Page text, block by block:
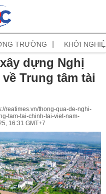
TRƯỜNG KHỞI
dựng Nghị
Trung tâm tài
reatimes.vn/thong-qua-de-nghi-
tam-tai-chinh-tai-viet-nam-
16:31 GMT+7